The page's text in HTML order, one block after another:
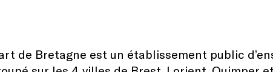
de Bretagne est un établissement public